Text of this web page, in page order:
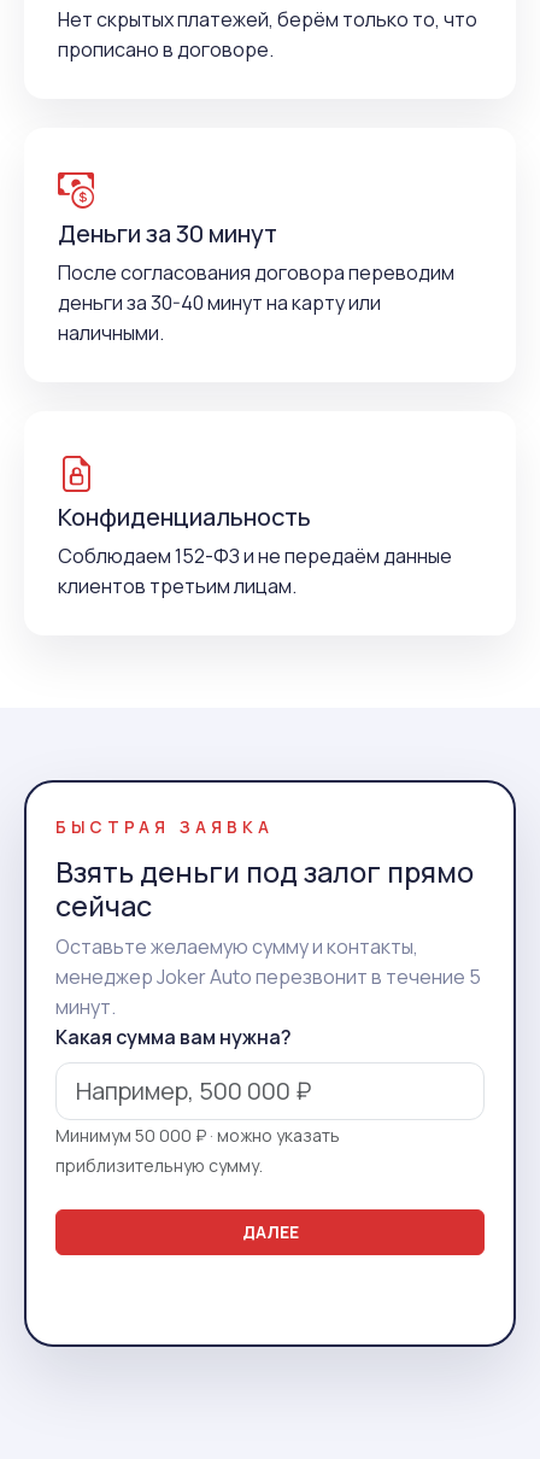
Нет скрытых платежей, берём только то, что
прописано в договоре.
Деньги за 30 минут
После согласования договора переводим
деньги за 30-40 минут на карту или
наличными.
Конфиденциальность
Соблюдаем 152-ФЗ и не передаём данные
клиентов третьим лицам.
БЫСТРАЯ ЗАЯВКА
Взять деньги под залог прямо
сейчас
Оставьте желаемую сумму и контакты,
менеджер Joker Auto перезвонит в течение 5
минут.
Какая сумма вам нужна?
Минимум 50 000 ₽ · можно указать
приблизительную сумму.
ДАЛЕЕ